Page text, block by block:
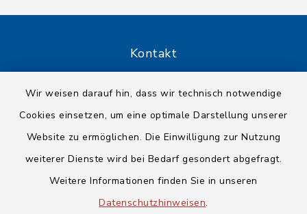
Wir weisen darauf hin, dass wir technisch notwendige
Cookies einsetzen, um eine optimale Darstellung unserer
Website zu ermöglichen. Die Einwilligung zur Nutzung
weiterer Dienste wird bei Bedarf gesondert abgefragt.
Weitere Informationen finden Sie in unseren
Datenschutzhinweisen.
Kontakt
Barrierefreiheit
Datenschutz
Impressum
Sitemap